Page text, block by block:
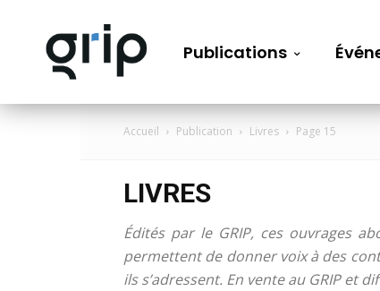
Publications
Accueil Publication Livres Page 15
LIVRES
Édités par le GRIP, ces ouvrages
permettent de donner voix à des
ils s’adressent. En vente au GRIP et